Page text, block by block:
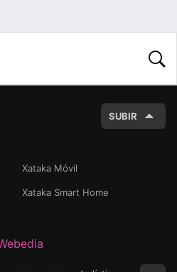
SUBIR
Xataka Móvil
Xataka Smart Home